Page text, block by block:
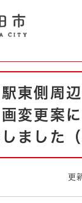
拡大
緊急情報
マップ
東側周
変更案
ました
更